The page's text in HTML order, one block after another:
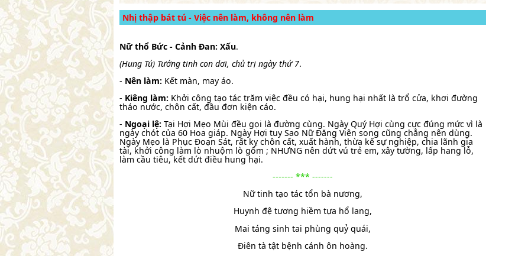
Nhị thập bát tú - Việc nên làm, không nên làm
Nữ thổ Bức - Cảnh Đan: Xấu.
(Hung Tú) Tướng tinh con dơi, chủ trị ngày thứ 7.
- Nên làm: Kết màn, may áo.
- Kiêng làm: Khởi công tạo tác trăm việc đều có hại, hung hại nhất là trổ cửa, khơi đường
tháo nước, chôn cất, đầu đơn kiện cáo.
- Ngoại lệ: Tại Hợi Mẹo Mùi đều gọi là đường cùng. Ngày Quý Hợi cùng cực đúng mức vì là
ngày chót của 60 Hoa giáp. Ngày Hợi tuy Sao Nữ Đăng Viên song cũng chẳng nên dùng.
Ngày Mẹo là Phục Đoạn Sát, rất kỵ chôn cất, xuất hành, thừa kế sự nghiệp, chia lãnh gia
tài, khởi công làm lò nhuộm lò gốm ; NHƯNG nên dứt vú trẻ em, xây tường, lấp hang lỗ,
làm cầu tiêu, kết dứt điều hung hại.
------- *** -------
Nữ tinh tạo tác tổn bà nương,
Huynh đệ tương hiềm tựa hổ lang,
Mai táng sinh tai phùng quỷ quái,
Điên tà tật bệnh cánh ôn hoàng.